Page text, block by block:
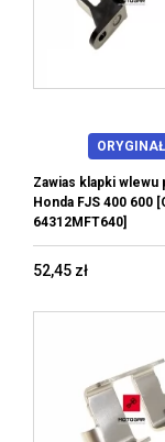
ORYGINAŁ
Zawias klapki wlewu
Honda FJS 400 600
64312MFT640]
52,45 zł